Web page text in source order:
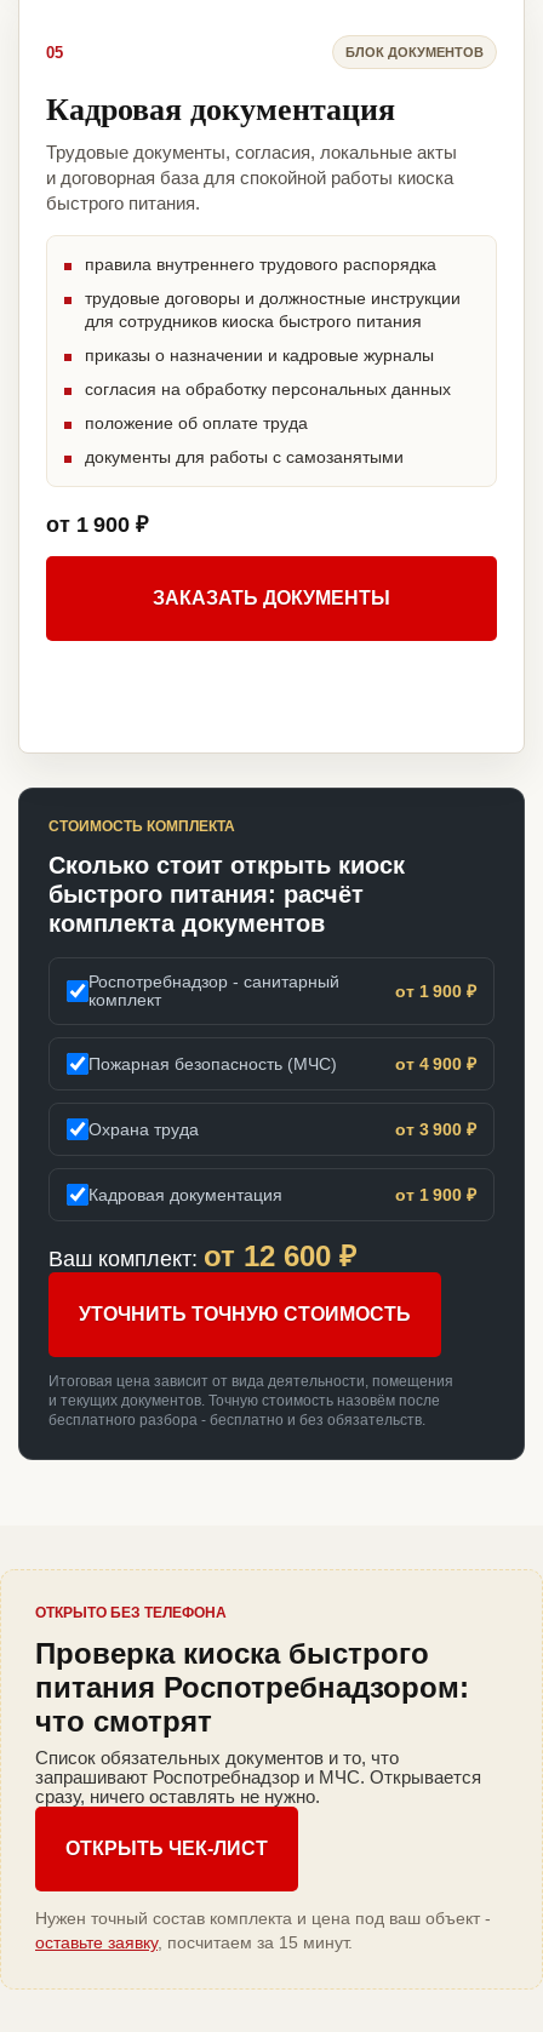
05 БЛОК ДОКУМЕНТОВ
Кадровая документация
Трудовые документы, согласия, локальные акты
и договорная база для спокойной работы киоска
быстрого питания.
правила внутреннего трудового распорядка
трудовые договоры и должностные инструкции
для сотрудников киоска быстрого питания
приказы о назначении и кадровые журналы
согласия на обработку персональных данных
положение об оплате труда
документы для работы с самозанятыми
от 1 900 ₽
ЗАКАЗАТЬ ДОКУМЕНТЫ
СТОИМОСТЬ КОМПЛЕКТА
Сколько стоит открыть киоск
быстрого питания: расчёт
комплекта документов
Роспотребнадзор - санитарный
комплект
от 1 900 ₽
Пожарная безопасность (МЧС) от 4 900 ₽
Охрана труда от 3 900 ₽
Кадровая документация от 1 900 ₽
Ваш комплект: от 12 600 ₽
УТОЧНИТЬ ТОЧНУЮ СТОИМОСТЬ
Итоговая цена зависит от вида деятельности, помещения
и текущих документов. Точную стоимость назовём после
бесплатного разбора - бесплатно и без обязательств.
ОТКРЫТО БЕЗ ТЕЛЕФОНА
Проверка киоска быстрого
питания Роспотребнадзором:
что смотрят
Список обязательных документов и то, что
запрашивают Роспотребнадзор и МЧС. Открывается
сразу, ничего оставлять не нужно.
ОТКРЫТЬ ЧЕК-ЛИСТ
Нужен точный состав комплекта и цена под ваш объект -
оставьте заявку, посчитаем за 15 минут.